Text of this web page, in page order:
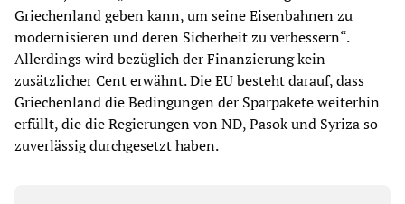
Griechenland geben kann, um seine Eisenbahnen zu
modernisieren und deren Sicherheit zu verbessern“.
Allerdings wird bezüglich der Finanzierung kein
zusätzlicher Cent erwähnt. Die EU besteht darauf, dass
Griechenland die Bedingungen der Sparpakete weiterhin
erfüllt, die die Regierungen von ND, Pasok und Syriza so
zuverlässig durchgesetzt haben.